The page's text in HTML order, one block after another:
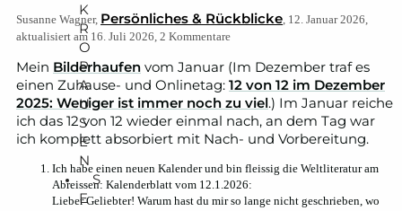
K
R
O
P
A
U
S
E
N
S
E
Susanne Wagner, Persönliches & Rückblicke, 12. Januar 2026,
aktualisiert am 16. Juli 2026, 2 Kommentare
Mein Bilderhaufen vom Januar (Im Dezember traf es
einen Zuhause- und Onlinetag: 12 von 12 im Dezember
2025: Weniger ist immer noch zu viel.) Im Januar reiche
ich das 12 von 12 wieder einmal nach, an dem Tag war
ich komplett absorbiert mit Nach- und Vorbereitung.
Ich habe einen neuen Kalender und bin fleissig die Weltliteratur am
Abreissen: Kalenderblatt vom 12.1.2026:
Lieber Geliebter! Warum hast du mir so lange nicht geschrieben, wo